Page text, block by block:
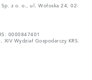
z o. o., ul. Wołoska 24, 02-
0000847401
Wydział Gospodarczy KRS.